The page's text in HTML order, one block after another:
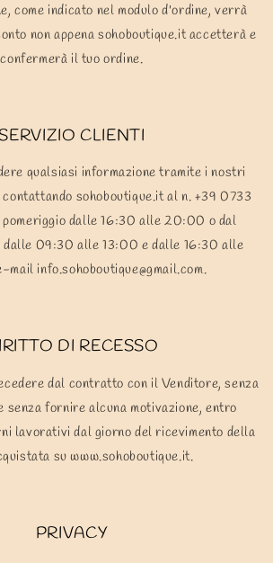
come indicato nel modulo d'ordine, verrà
non appena sohoboutique.it accetterà e
confermerà il tuo ordine.
CLIENTI
qualsiasi informazione tramite i nostri
sohoboutique.it al n. +39 0733
pomeriggio dalle 16:30 alle 20:00 o dal
dalle 09:30 alle 13:00 e dalle 16:30 alle
mail info.sohoboutique@gmail.com.
DI RECESSO
dal contratto con il Venditore, senza
senza fornire alcuna motivazione, entro
lavorativi dal giorno del ricevimento della
su www.sohoboutique.it.
PRIVACY